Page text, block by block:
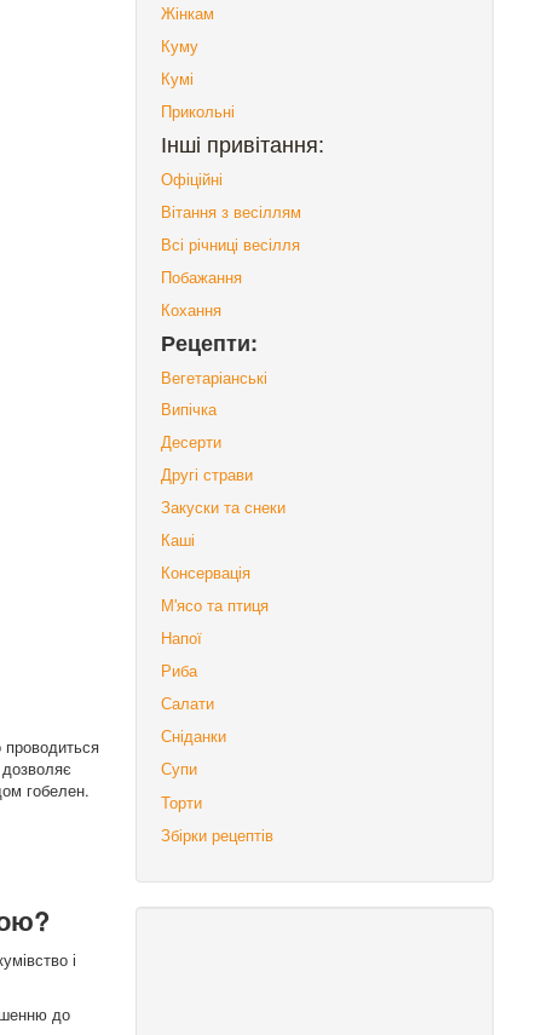
проводиться
гобелен.
і
до
Жінкам
Куму
Кумі
Прикольні
Інші привітання:
Офіційні
Вітання з весіллям
Всі річниці весілля
Побажання
Кохання
Рецепти:
Вегетаріанські
Випічка
Десерти
Другі страви
Закуски та снеки
Каші
Консервація
М'ясо та птиця
Напої
Риба
Салати
Сніданки
Супи
Торти
Збірки рецептів